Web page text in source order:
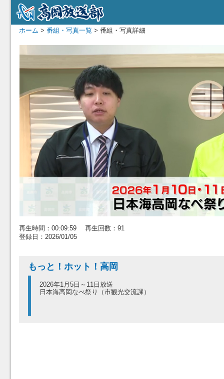
ホーム > 番組・写真一覧 > 番組・写真詳細
再生時間：00:09:59 再生回数：91
登録日：2026/01/05
もっと！ホット！高岡
2026年1月5日～11日放送
日本海高岡なべ祭り（市観光交流課）